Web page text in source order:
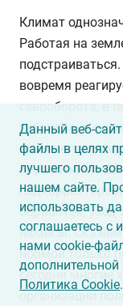
Климат
Работая на
вовремя
севооборота, в
гибридов, в
новые
обработки
обработок,
нюансы. Скажем,
нормой только
сегодня многие
организации
Данный веб-
файлы в целях
лучшего
нашем сайте.
использовать
соглашаетесь с
нами cookie-
Политика Cookie.